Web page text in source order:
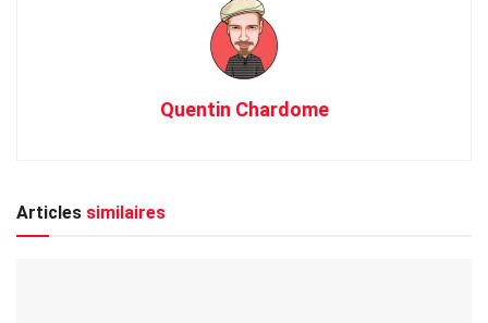
Quentin Chardome
Articles similaires